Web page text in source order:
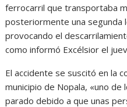
ferrocarril que transportaba
posteriormente una segunda
provocando el
como informó Excélsior el
El accidente se suscitó en la
municipio de Nopala, «uno
parado debido a que unas